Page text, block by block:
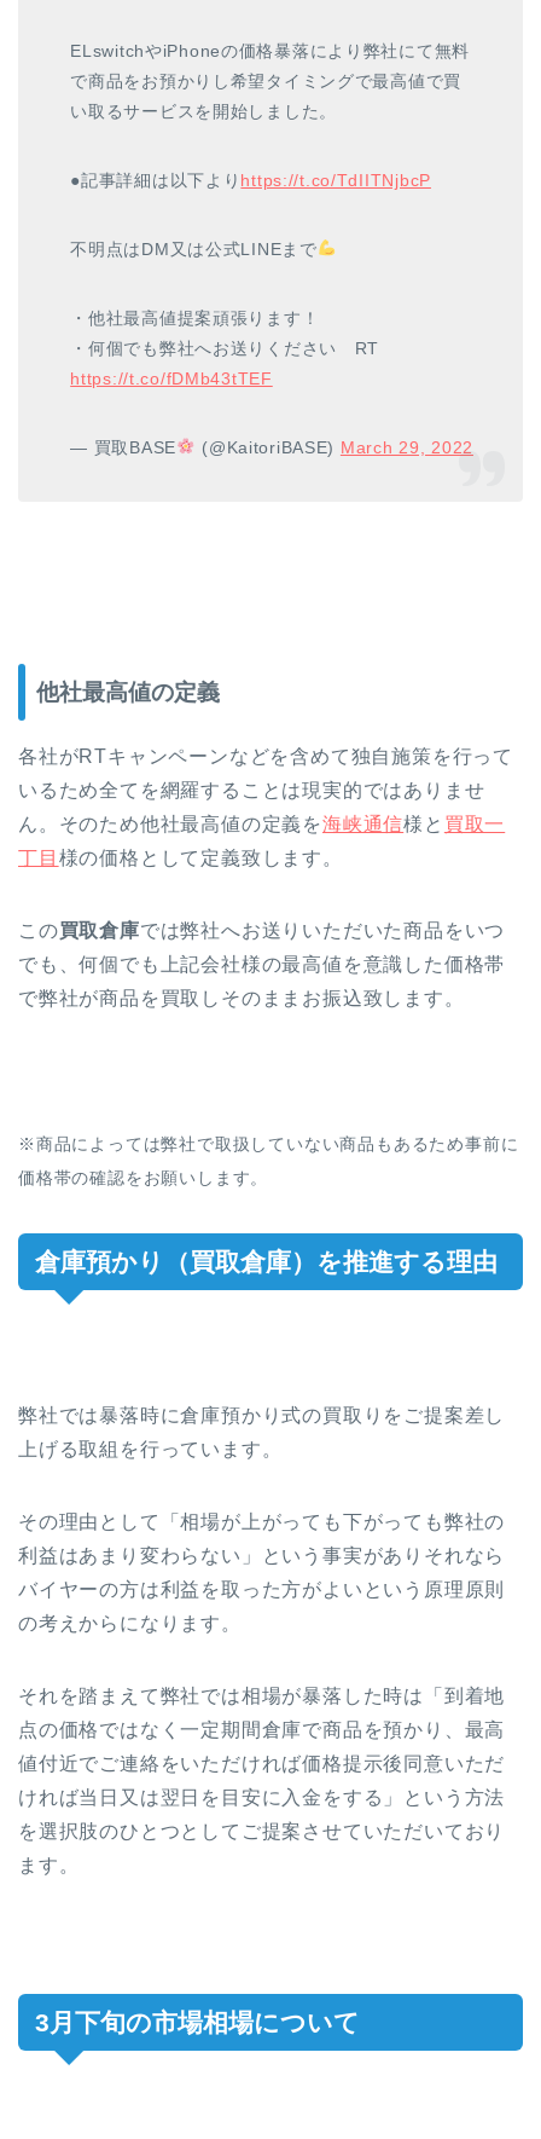
ELswitchやiPhoneの価格暴落により弊社にて無料
で商品をお預かりし希望タイミングで最高値で買
い取るサービスを開始しました。
●記事詳細は以下より https://t.co/TdIITNjbcP
不明点はDM又は公式LINEまで
・他社最高値提案頑張ります！
・何個でも弊社へお送りください RT
https://t.co/fDMb43tTEF
— 買取BASE (@KaitoriBASE) March 29, 2022
他社最高値の定義
各社がRTキャンペーンなどを含めて独自施策を行って
いるため全てを網羅することは現実的ではありませ
ん。そのため他社最高値の定義を海峡通信様と 買取一
丁目 様の価格として定義致します。
この買取倉庫では弊社へお送りいただいた商品をいつ
でも、何個でも上記会社様の最高値を意識した価格帯
で弊社が商品を買取しそのままお振込致します。
※商品によっては弊社で取扱していない商品もあるため事前に
価格帯の確認をお願いします。
倉庫預かり（買取倉庫）を推進する理由
弊社では暴落時に倉庫預かり式の買取りをご提案差し
上げる取組を行っています。
その理由として「相場が上がっても下がっても弊社の
利益はあまり変わらない」という事実がありそれなら
バイヤーの方は利益を取った方がよいという原理原則
の考えからになります。
それを踏まえて弊社では相場が暴落した時は「到着地
点の価格ではなく一定期間倉庫で商品を預かり、最高
値付近でご連絡をいただければ価格提示後同意いただ
ければ当日又は翌日を目安に入金をする」という方法
を選択肢のひとつとしてご提案させていただいており
ます。
3月下旬の市場相場について